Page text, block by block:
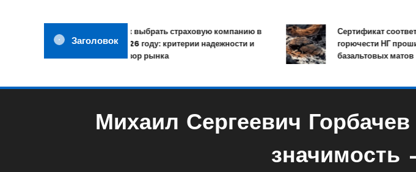
Заголовок
Как выбрать страховую компанию в
2026 году: критерии надежности и
обзор рынка
Сертификат
горючести НГ
базальтовых матов
Михаил Сергеевич
значимость